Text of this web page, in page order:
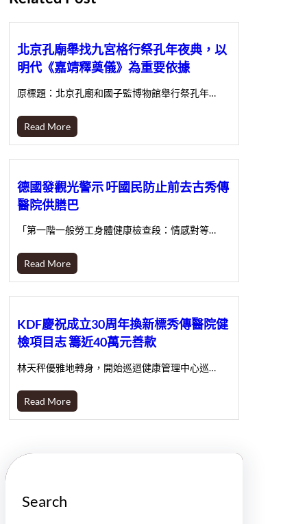
北京孔廟舉找九宮格行祭孔年夜典，以
明代《嘉靖釋奠儀》為重要依據
原標題：北京孔廟和國子監博物館舉行祭孔年…
Read More
德國發觀光警示 吁國民防止前去古秀傳
醫院供膳巴
「第一階一般勞工身體健康檢查段：情感對等…
Read More
KDF慶祝成立30周年換新標秀傳醫院健
檢項目志 籌近40萬元善款
林天秤優雅地轉身，開始巡迴健康管理中心巡…
Read More
Search